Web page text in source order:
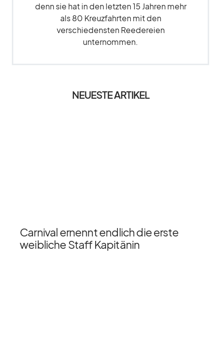
denn sie hat in den letzten 15 Jahren mehr
als 80 Kreuzfahrten mit den
verschiedensten Reedereien
unternommen.
NEUESTE ARTIKEL
Carnival ernennt endlich die erste
weibliche Staff Kapitänin